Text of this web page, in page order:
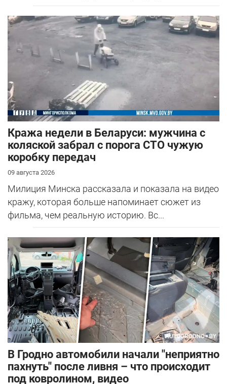
Кража недели в Беларуси: мужчина с
коляской забрал с порога СТО чужую
коробку передач
09 августа 2026
Милиция Минска рассказала и показала на видео
кражу, которая больше напоминает сюжет из
фильма, чем реальную историю. Вс...
В Гродно автомобили начали "неприятно
пахнуть" после ливня – что происходит
под ковролином, видео